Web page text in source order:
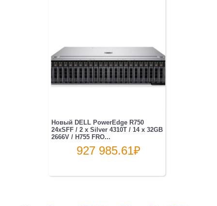
Новый DELL PowerEdge R750
24xSFF / 2 x Silver 4310T / 14 x 32GB
2666V / H755 FRO...
927 985.61₽